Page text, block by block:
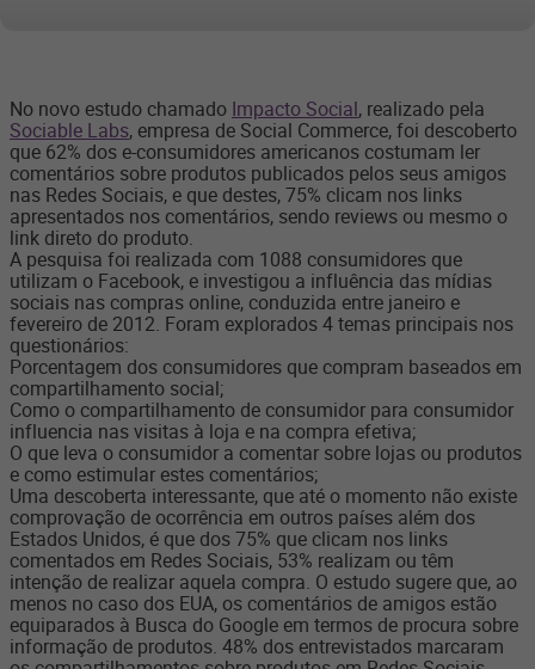
No novo estudo chamado Impacto Social, realizado pela
Sociable Labs, empresa de Social Commerce, foi descoberto
que 62% dos e-consumidores americanos costumam ler
comentários sobre produtos publicados pelos seus amigos
nas Redes Sociais, e que destes, 75% clicam nos links
apresentados nos comentários, sendo reviews ou mesmo o
link direto do produto.
A pesquisa foi realizada com 1088 consumidores que
utilizam o Facebook, e investigou a influência das mídias
sociais nas compras online, conduzida entre janeiro e
fevereiro de 2012. Foram explorados 4 temas principais nos
questionários:
Porcentagem dos consumidores que compram baseados em
compartilhamento social;
Como o compartilhamento de consumidor para consumidor
influencia nas visitas à loja e na compra efetiva;
O que leva o consumidor a comentar sobre lojas ou produtos
e como estimular estes comentários;
Uma descoberta interessante, que até o momento não existe
comprovação de ocorrência em outros países além dos
Estados Unidos, é que dos 75% que clicam nos links
comentados em Redes Sociais, 53% realizam ou têm
intenção de realizar aquela compra. O estudo sugere que, ao
menos no caso dos EUA, os comentários de amigos estão
equiparados à Busca do Google em termos de procura sobre
informação de produtos. 48% dos entrevistados marcaram